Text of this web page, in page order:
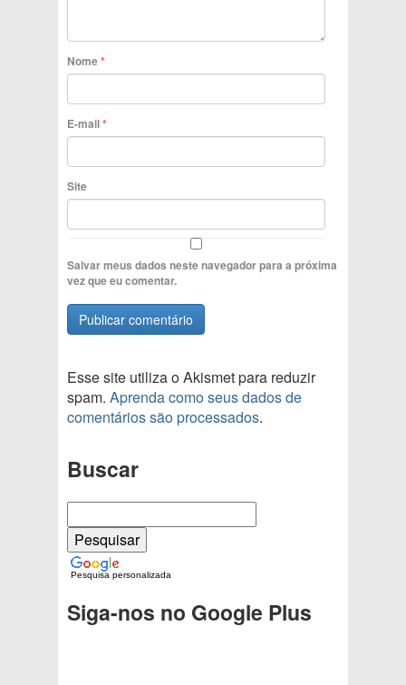
Nome*
E-mail*
Site
Salvar meus dados neste navegador para a próxima
vez que eu comentar.
Esse site utiliza o Akismet para reduzir
spam. Aprenda como seus dados de
comentários são processados.
Buscar
Pesquisa personalizada
Siga-nos no Google Plus